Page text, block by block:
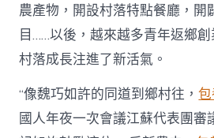
農產物，開設村落特點餐廳，開
目……以後，越來越多青年返鄉
村落成長注進了新活氣。
“像魏巧如許的同道到鄉村往，
國人年夜一次會議江蘇代表團審